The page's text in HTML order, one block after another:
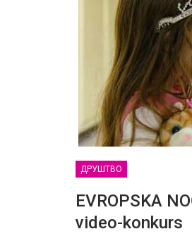
ДРУШТВО
EVROPSKA
video-konkurs